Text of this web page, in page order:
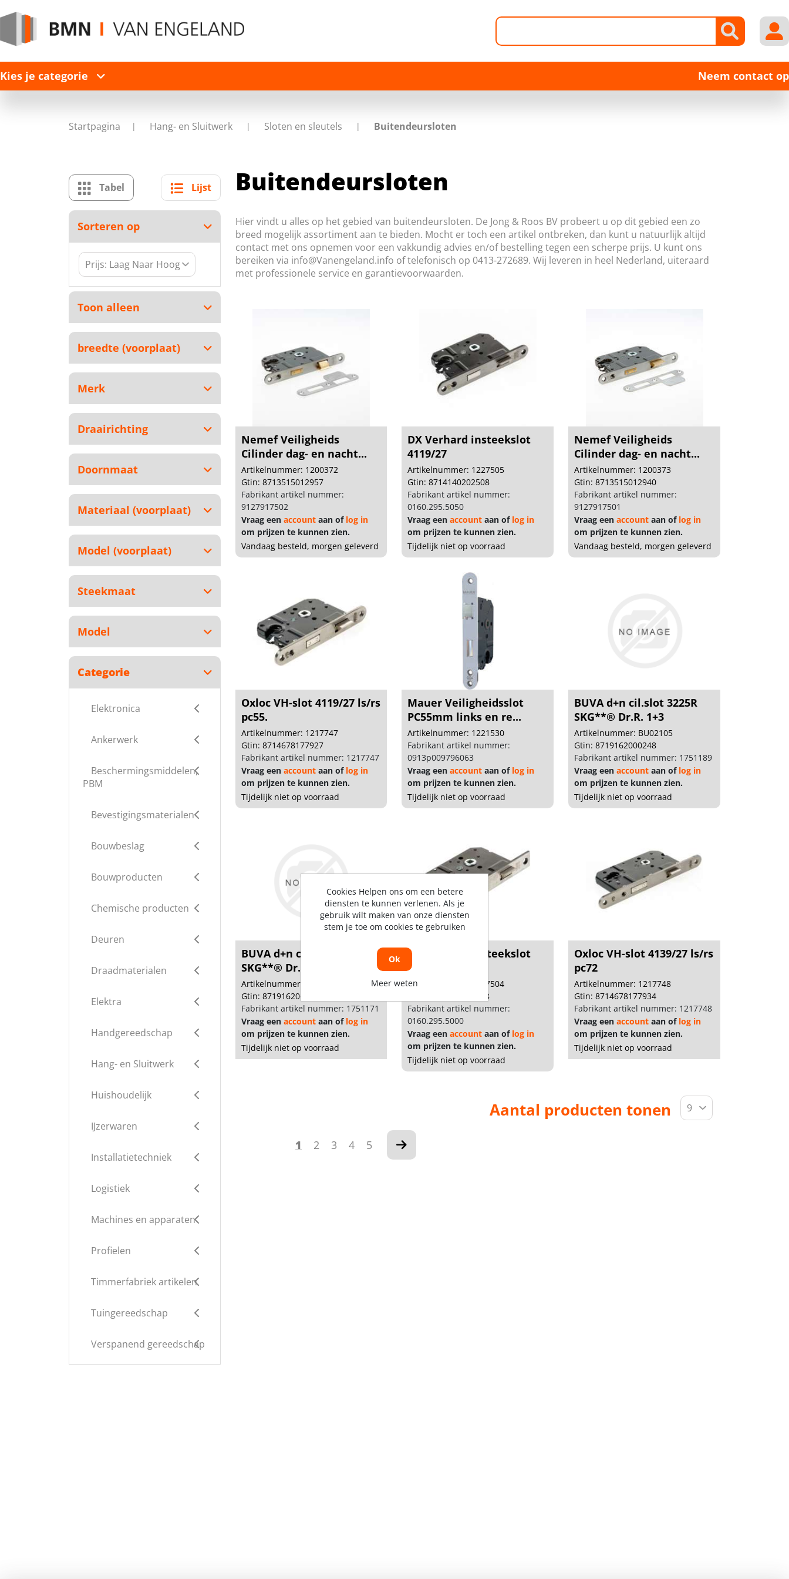
Kies je categorie Neem contact op
Startpagina Hang- en Sluitwerk Sloten en sleutels Buitendeursloten
Tabel Lijst
Sorteren op
Toon alleen
breedte (voorplaat)
Merk
Draairichting
Doornmaat
Materiaal (voorplaat)
Model (voorplaat)
Steekmaat
Model
Categorie
Elektronica
Ankerwerk
Beschermingsmiddelen,
PBM
Bevestigingsmaterialen
Bouwbeslag
Bouwproducten
Chemische producten
Deuren
Draadmaterialen
Elektra
Handgereedschap
Hang- en Sluitwerk
Huishoudelijk
IJzerwaren
Installatietechniek
Logistiek
Machines en apparaten
Profielen
Timmerfabriek artikelen
Tuingereedschap
Verspanend gereedschap
Buitendeursloten
Hier vindt u alles op het gebied van buitendeursloten. De Jong & Roos BV probeert u op dit gebied een zo
breed mogelijk assortiment aan te bieden. Mocht er toch een artikel ontbreken, dan kunt u natuurlijk altijd
contact met ons opnemen voor een vakkundig advies en/of bestelling tegen een scherpe prijs. U kunt ons
bereiken via info@Vanengeland.info of telefonisch op 0413-272689. Wij leveren in heel Nederland, uiteraard
met professionele service en garantievoorwaarden.
Nemef Veiligheids
Cilinder dag- en nacht...
Artikelnummer: 1200372
Gtin: 8713515012957
Fabrikant artikel nummer:
9127917502
Vraag een accountaan of log in
om prijzen te kunnen zien.
Vandaag besteld, morgen geleverd
DX Verhard insteekslot
4119/27
Artikelnummer: 1227505
Gtin: 8714140202508
Fabrikant artikel nummer:
0160.295.5050
Vraag eenaccount aan of log in
om prijzen te kunnen zien.
Tijdelijk niet op voorraad
Nemef Veiligheids
Cilinder dag- en nacht...
Artikelnummer: 1200373
Gtin: 8713515012940
Fabrikant artikel nummer:
9127917501
Vraag eenaccount aan of log in
om prijzen te kunnen zien.
Vandaag besteld, morgen geleverd
Oxloc VH-slot 4119/27 ls/rs
pc55.
Artikelnummer: 1217747
Gtin: 8714678177927
Fabrikant artikel nummer: 1217747
Vraag een accountaan of log in
om prijzen te kunnen zien.
Tijdelijk niet op voorraad
Mauer Veiligheidsslot
PC55mm links en re...
Artikelnummer: 1221530
Fabrikant artikel nummer:
0913p009796063
Vraag eenaccount aan of log in
om prijzen te kunnen zien.
Tijdelijk niet op voorraad
BUVA d+n cil.slot 3225R
SKG**® Dr.R. 1+3
Artikelnummer: BU02105
Gtin: 8719162000248
Fabrikant artikel nummer: 1751189
Vraag eenaccount aan of log in
om prijzen te kunnen zien.
Tijdelijk niet op voorraad
BUVA d+n cil.slot 3225R
SKG**® Dr.R. 2+4
Artikelnummer: BU02104
Gtin: 8719162064745
Fabrikant artikel nummer: 1751171
Vraag een accountaan of log in
om prijzen te kunnen zien.
Tijdelijk niet op voorraad
DX Verhard insteekslot
4119/17
Artikelnummer: 1227504
Gtin: 8714140202478
Fabrikant artikel nummer:
0160.295.5000
Vraag eenaccount aan of log in
om prijzen te kunnen zien.
Tijdelijk niet op voorraad
Oxloc VH-slot 4139/27 ls/rs
pc72
Artikelnummer: 1217748
Gtin: 8714678177934
Fabrikant artikel nummer: 1217748
Vraag eenaccount aan of log in
om prijzen te kunnen zien.
Tijdelijk niet op voorraad
1 2 3 4 5
Aantal producten tonen
Cookies Helpen ons om een betere
diensten te kunnen verlenen. Als je
gebruik wilt maken van onze diensten
stem je toe om cookies te gebruiken
Ok
Meer weten